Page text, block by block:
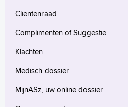
Contact
Cliëntenraad
Complimenten of Suggestie
Klachten
Medisch dossier
MijnASz, uw online dossier